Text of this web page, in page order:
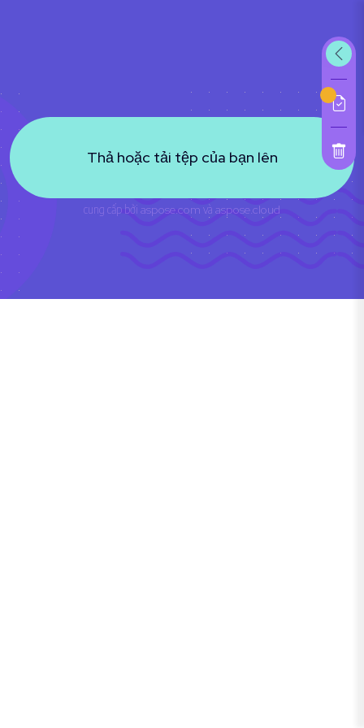
Thả hoặc tải tệp của bạn lên
cung cấp bởi aspose.com và aspose.cloud